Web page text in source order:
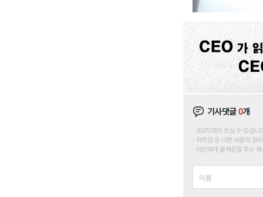
기사댓글0개
200자까지 쓰실 수 있습
저작권 등 다른 사람의 권
타인에게 불쾌감을 주는